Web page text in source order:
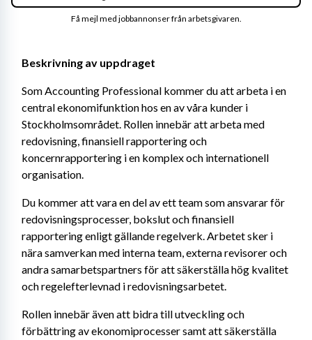
Beskrivning av uppdraget
Som Accounting Professional kommer du att arbeta i en
central ekonomifunktion hos en av våra kunder i
Stockholmsområdet. Rollen innebär att arbeta med
redovisning, finansiell rapportering och
koncernrapportering i en komplex och internationell
organisation.
Du kommer att vara en del av ett team som ansvarar för
redovisningsprocesser, bokslut och finansiell
rapportering enligt gällande regelverk. Arbetet sker i
nära samverkan med interna team, externa revisorer och
andra samarbetspartners för att säkerställa hög kvalitet
och regelefterlevnad i redovisningsarbetet.
Rollen innebär även att bidra till utveckling och
förbättring av ekonomiprocesser samt att säkerställa
Få mejl med jobbannonser från arbetsgivaren.